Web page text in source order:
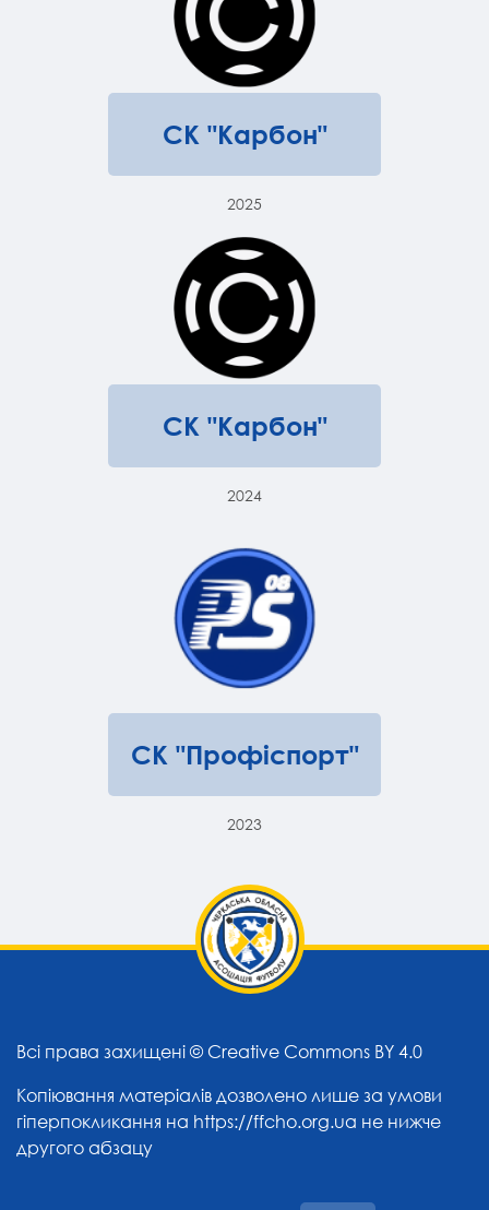
СК "Карбон"
2025
СК "Карбон"
2024
СК "Профіспорт"
2023
Всі права захищені © Creative Commons BY 4.0
Копіювання матеріалів дозволено лише за умови
гіперпокликання на https://ffcho.org.ua не нижче
другого абзацу